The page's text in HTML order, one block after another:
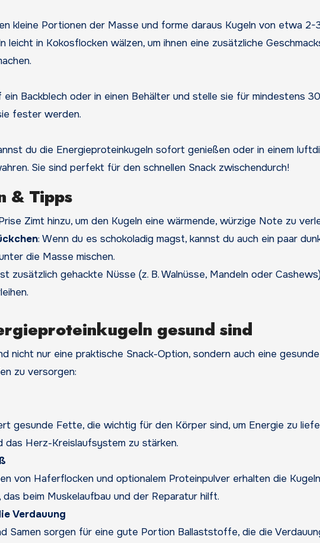
kleine Portionen der Masse und forme daraus Kugeln von etwa 2-
leicht in Kokosflocken wälzen, um ihnen eine zusätzliche
ein Backblech oder in einen Behälter und stelle sie für mindestens
fester werden.
du die Energieproteinkugeln sofort genießen oder in einem
Sie sind perfekt für den schnellen Snack zwischendurch!
& Tipps
Zimt hinzu, um den Kugeln eine wärmende, würzige Note zu
: Wenn du es schokoladig magst, kannst du auch ein paar
die Masse mischen.
zusätzlich gehackte Nüsse (z. B. Walnüsse, Mandeln oder
gesund sind
nicht nur eine praktische Snack-Option, sondern auch eine
zu versorgen:
gesunde Fette, die wichtig für den Körper sind, um Energie zu
das Herz-Kreislaufsystem zu stärken.
von Haferflocken und optionalem Proteinpulver erhalten die
das beim Muskelaufbau und der Reparatur hilft.
Verdauung
Samen sorgen für eine gute Portion Ballaststoffe, die die